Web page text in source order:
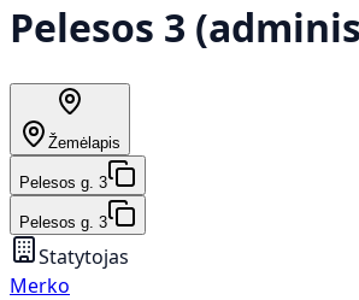
Pelesos 3
Žemėlapis
Pelesos g. 3
Pelesos g. 3
Statytojas
Merko